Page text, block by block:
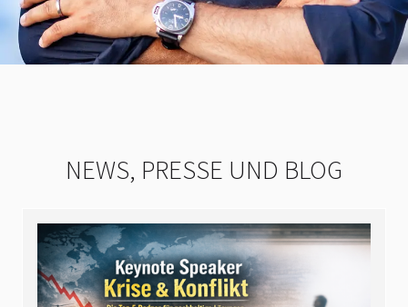
NEWS, PRESSE UND BLOG